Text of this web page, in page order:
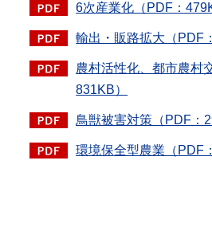
6次産業化（PDF：
輸出・販路拡大（PDF
農村活性化、都市農村
831KB）
鳥獣被害対策（PDF：
環境保全型農業（PDF